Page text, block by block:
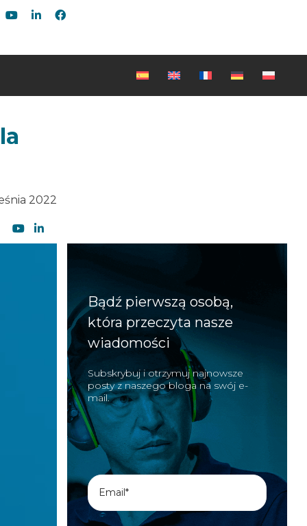
2022
Bądź pierwszą osobą,
która przeczyta nasze
wiadomości
Subskrybuj i otrzymuj najnowsze
posty z naszego bloga na swój e-
mail.